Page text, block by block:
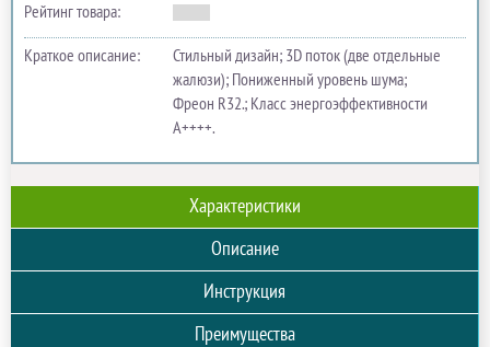
Рейтинг товара:
Краткое описание:
Стильный дизайн; 3D поток (две отдельные
жалюзи); Пониженный уровень шума;
Фреон R32.; Класс энергоэффективности
А++++.
Характеристики
Описание
Инструкция
Преимущества